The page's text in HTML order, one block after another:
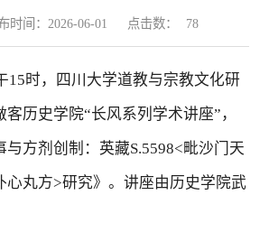
时间：2026-06-01 点击数： 78
15时，四川大学道教与宗教文化研
历史学院“长风系列学术讲座”，
与方剂创制：英藏S.5598<毗沙门天
心丸方>研究》。讲座由历史学院武